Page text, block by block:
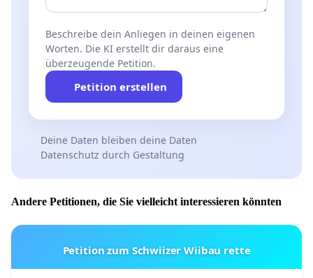
Beschreibe dein Anliegen in deinen eigenen
Worten. Die KI erstellt dir daraus eine
überzeugende Petition.
Petition erstellen
Deine Daten bleiben deine Daten
Datenschutz durch Gestaltung
Andere Petitionen, die Sie vielleicht interessieren könnten
Petition zum Schwiizer Wiibau rette